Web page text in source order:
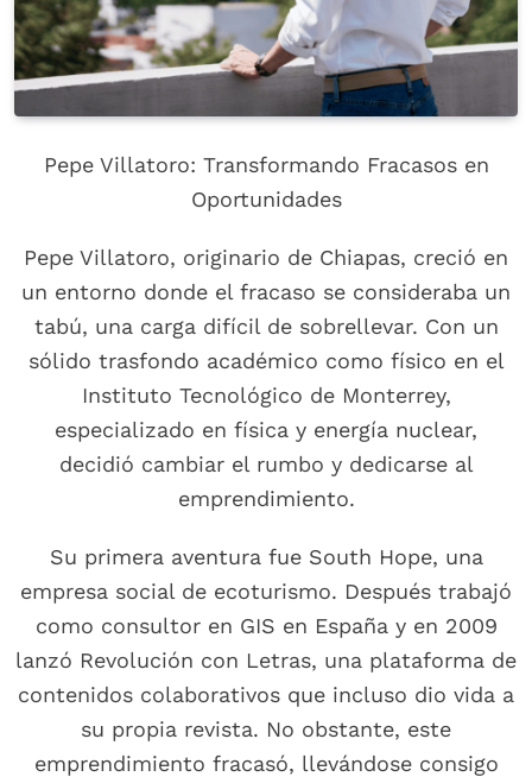
Pepe Villatoro: Transformando Fracasos en
Oportunidades
Pepe Villatoro, originario de Chiapas, creció en
un entorno donde el fracaso se consideraba un
tabú, una carga difícil de sobrellevar. Con un
sólido trasfondo académico como físico en el
Instituto Tecnológico de Monterrey,
especializado en física y energía nuclear,
decidió cambiar el rumbo y dedicarse al
emprendimiento.
Su primera aventura fue South Hope, una
empresa social de ecoturismo. Después trabajó
como consultor en GIS en España y en 2009
lanzó Revolución con Letras, una plataforma de
contenidos colaborativos que incluso dio vida a
su propia revista. No obstante, este
emprendimiento fracasó, llevándose consigo